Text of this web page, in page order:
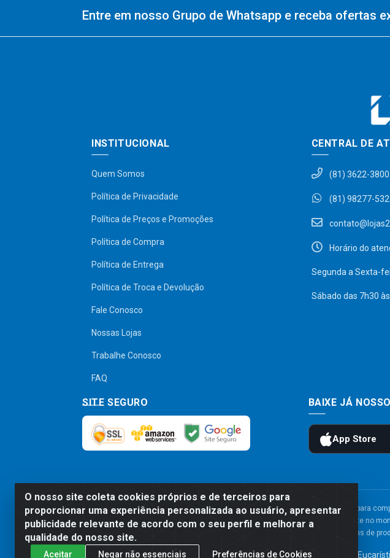
O nosso site coleta cookies próprios e de terceiros para
proporcionar uma experiência personalizada ao usuário, apresentar
publicidade relevante de acordo com o seu perfil e melhorar a
qualidade do nosso site.
Aceitar Negar não essenciais Preferências de Cookies
Entre em nosso Grupo de Whatsapp e receba ofertas
INSTITUCIONAL
Quem Somos
Política de Privacidade
Política de Preços e Promoções
Política de Compra
Política de Entrega
Política de Troca e Devolução
Fale Conosco
Nossas Lojas
Trabalhe Conosco
FAQ
CENTRAL DE
(81) 3622-3800
(81) 98277-
Horário do
Segunda a Sexta-
Sábado das 7h30
SITE SEGURO BAIXE JÁ
Preços, promoções, condições de pagamento e frete são válidos para
será válido o preço que for exibido no carrinho de compras do site no
Imagens de
Comercial de Construção 2001 LTDA - Av. Congresso